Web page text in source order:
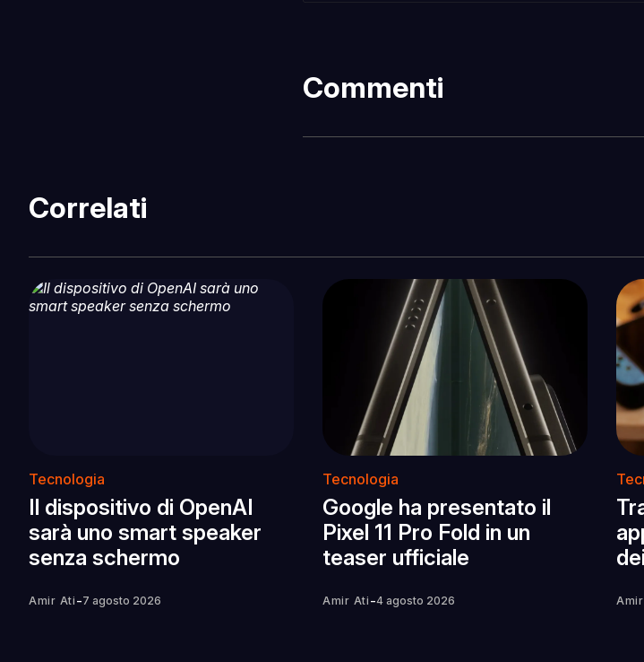
Commenti
Correlati
Tecnologia
Il dispositivo di OpenAI
sarà uno smart speaker
senza schermo
Amir Ati -7 agosto 2026
Tecnologia
Google ha presentato il
Pixel 11 Pro Fold in un
teaser ufficiale
Amir Ati -4 agosto 2026